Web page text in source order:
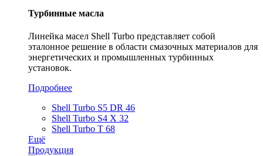
Турбинные масла
Линейка масел Shell Turbo представляет собой
эталонное решение в области смазочных материалов для
энергетических и промышленных турбинных
установок.
Подробнее
Shell Turbo S5 DR 46
Shell Turbo S4 X 32
Shell Turbo T 68
Ещё
Продукция